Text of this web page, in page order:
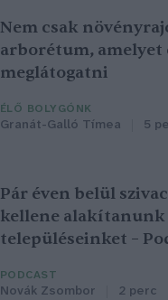
Nem csak
arborétum, amelyet
meglátogatni
ÉLŐ BOLYGÓNK
Granát-Galló Tímea 5
Pár éven belül
kellene alakítanunk
településeinket –
PODCAST
Novák Zsombor 2 perc